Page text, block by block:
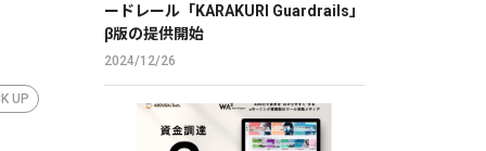
UP
ードレール「KARAKURI Guardrails」
β版の提供開始
2024/12/26